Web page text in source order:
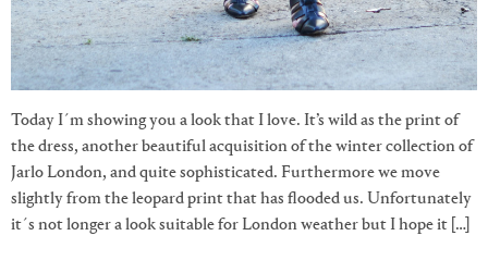
Today I´m showing you a look that I love. It’s wild as the print of
the dress, another beautiful acquisition of the winter collection of
Jarlo London, and quite sophisticated. Furthermore we move
slightly from the leopard print that has flooded us. Unfortunately
it´s not longer a look suitable for London weather but I hope it […]